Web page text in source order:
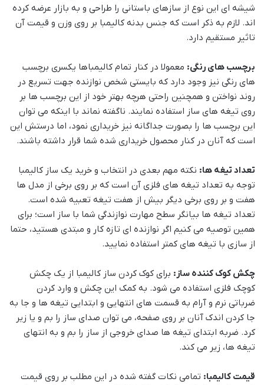
شیشه ای این نوع از سازهای باستانی را طراحی و به بازار عرضه کرده
اند. لازم به ذکر است که جنس بدنه کالیمبا بر روی وزن و قیمت آن
تاثیر مستقیم دارد.
برچسب های رنگی: معمولا در کنار تمام کالیمباها یکسری برچسب
های رنگی نیز وجود دارد که بایستی شخص نوازنده جهت تسریع در
روند نواختن و همچنین راحتی هرچه بهتر خود از این برچسب ها بر
روی تیغه های ساز استفاده نمایند. ناگفته نماند با اینکه می توان
این برچسب ها را بصورت جداگانه نیز خریداری نمود، اما درستش این
است که آنان در کنار محصول خریداری شده شما قرار داشته باشند.
تعداد تیغه ها: نکته مهم بعدی در انتخاب و خرید یک ساز کالیمبا
توجه به تعداد تیغه های فلزی آن است که بر روی برخی از مدل ها
هفت و بر روی برخی دیگر بیش از هفت تیغه تعبیه شده است.
تعداد تیغه ها بیانگر سطح مهارت نوازندگی شما با ساز است؛ برای
همین توصیه می کنیم اگر نوازنده ای تازه کار و مبتدی هستید، حتما
از سازی با تیغه های کمتر استفاده نمایید.
چکش کوک کننده ساز: برای کوک کردن ساز کالیمبا از یک چکش
کوچک فلزی استفاده می شود. به کمک این چکش و وارد کردن
ضرباتی نرم و آرام به قسمت های انتهایی و ابتدایی تیغه ها و جا به
جا کردن اندک آنان بر روی صفحه، می توان صدای ساز را بم و یا زیر
کرد. ضربه ابتدای تیغه ها صدای خروجی از ساز را بم و به انتهای
تیغه ها، زیر می کند.
قیمت کالیمبا: تمامی نکات گفته شده در این مطلب بر روی قیمت